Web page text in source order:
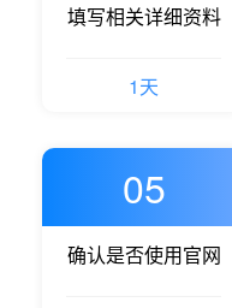
填写相关详细资料
1天
05
确认是否使用官网